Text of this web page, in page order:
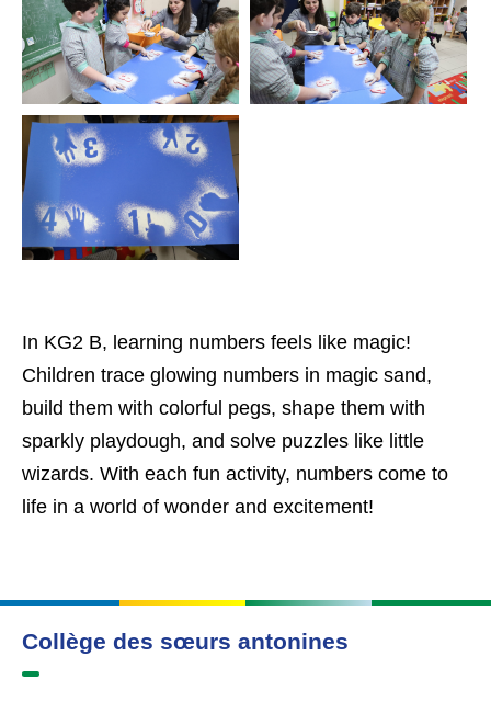
In KG2 B, learning numbers feels like magic!
Children trace glowing numbers in magic sand,
build them with colorful pegs, shape them with
sparkly playdough, and solve puzzles like little
wizards. With each fun activity, numbers come to
life in a world of wonder and excitement!
Collège des sœurs antonines